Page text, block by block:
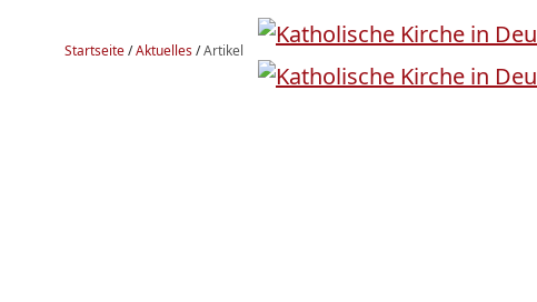
Startseite/Aktuelles/Artikel